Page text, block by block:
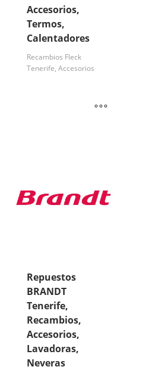
Accesorios,
Termos,
Calentadores
Recambios Fleck
Tenerife, Accesorios
Repuestos
BRANDT
Tenerife,
Recambios,
Accesorios,
Lavadoras,
Neveras